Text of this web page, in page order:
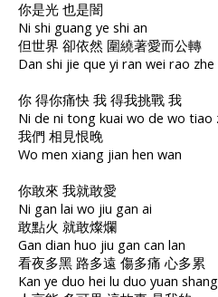
你是光 也是闇
Ni shi guang ye shi an
但世界 卻依然 圍繞著愛而公轉
Dan shi jie que yi ran wei rao
你 得你痛快 我 得我挑戰 我
Ni de ni tong kuai wo de wo tiao
我們 相見恨晚
Wo men xiang jian hen wan
你敢來 我就敢愛
Ni gan lai wo jiu gan ai
敢點火 就敢燦爛
Gan dian huo jiu gan can lan
看夜多黑 路多遠 傷多痛 心多累
Kan ye duo hei lu duo yuan